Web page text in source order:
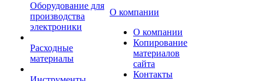
Оборудование для
производства
электроники
Расходные
материалы
О компании
О компании
Копирование
материалов
сайта
Контакты